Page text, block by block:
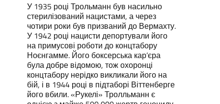
У 1935 році Трольманн був насильно
стерилізований нацистами, а через
чотири роки був призваний до Вермахту.
У 1942 році нацисти депортували його
на примусові роботи до концтабору
Ноєнгамме. Його боксерська кар’єра
була добре відомою, тож охоронці
концтабору нерідко викликали його на
бій, і в 1944 році в підтаборі Віттенберге
його вбили. «Рукелі» Тролльманн є